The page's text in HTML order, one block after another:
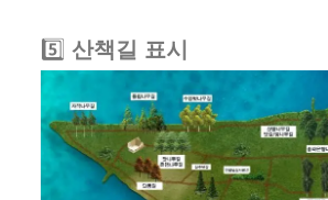
5️⃣ 산책길 표시